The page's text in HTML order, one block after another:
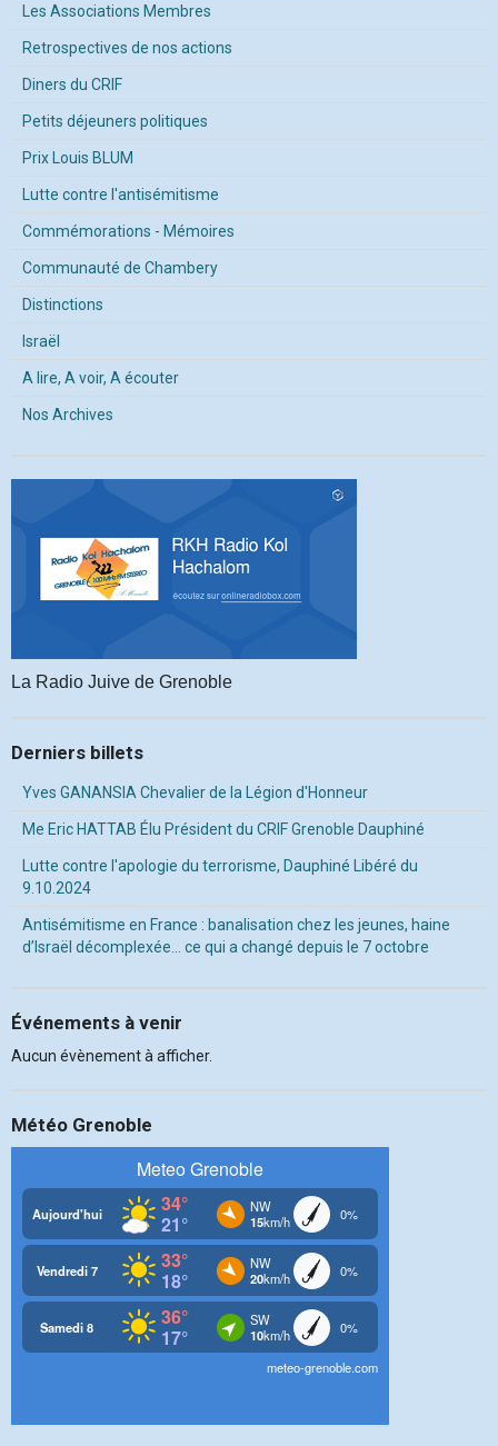
Les Associations Membres
Retrospectives de nos actions
Diners du CRIF
Petits déjeuners politiques
Prix Louis BLUM
Lutte contre l'antisémitisme
Commémorations - Mémoires
Communauté de Chambery
Distinctions
Israël
A lire, A voir, A écouter
Nos Archives
La Radio Juive de Grenoble
Derniers billets
Yves GANANSIA Chevalier de la Légion d'Honneur
Me Eric HATTAB Élu Président du CRIF Grenoble Dauphiné
Lutte contre l'apologie du terrorisme, Dauphiné Libéré du
9.10.2024
Antisémitisme en France : banalisation chez les jeunes, haine
d’Israël décomplexée… ce qui a changé depuis le 7 octobre
Événements à venir
Aucun évènement à afficher.
Météo Grenoble